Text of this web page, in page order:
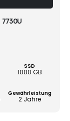
weist
SSD
1000 GB
Gewährleistung
2 Jahre